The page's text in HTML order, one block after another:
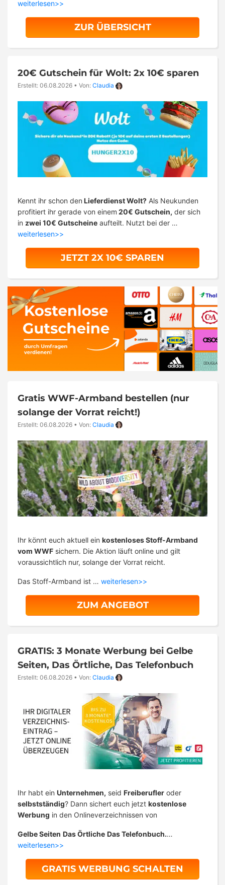
weiterlesen>>
ZUR ÜBERSICHT
20€ Gutschein für Wolt: 2x 10€ sparen
Erstellt: 06.08.2026 • Von: Claudia
Kennt ihr schon den Lieferdienst Wolt? Als Neukunden
profitiert ihr gerade von einem 20€ Gutschein, der sich
in zwei 10€ Gutscheine aufteilt. Nutzt bei der …
weiterlesen>>
JETZT 2X 10€ SPAREN
Gratis WWF-Armband bestellen (nur
solange der Vorrat reicht!)
Erstellt: 06.08.2026 • Von: Claudia
Ihr könnt euch aktuell ein kostenloses Stoff-Armband
vom WWF sichern. Die Aktion läuft online und gilt
voraussichtlich nur, solange der Vorrat reicht.
Das Stoff-Armband ist … weiterlesen>>
ZUM ANGEBOT
GRATIS: 3 Monate Werbung bei Gelbe
Seiten, Das Örtliche, Das Telefonbuch
Erstellt: 06.08.2026 • Von: Claudia
Ihr habt ein Unternehmen, seid Freiberufler oder
selbstständig? Dann sichert euch jetzt kostenlose
Werbung in den Onlineverzeichnissen von
Gelbe Seiten Das Örtliche Das Telefonbuch.…
weiterlesen>>
GRATIS WERBUNG SCHALTEN